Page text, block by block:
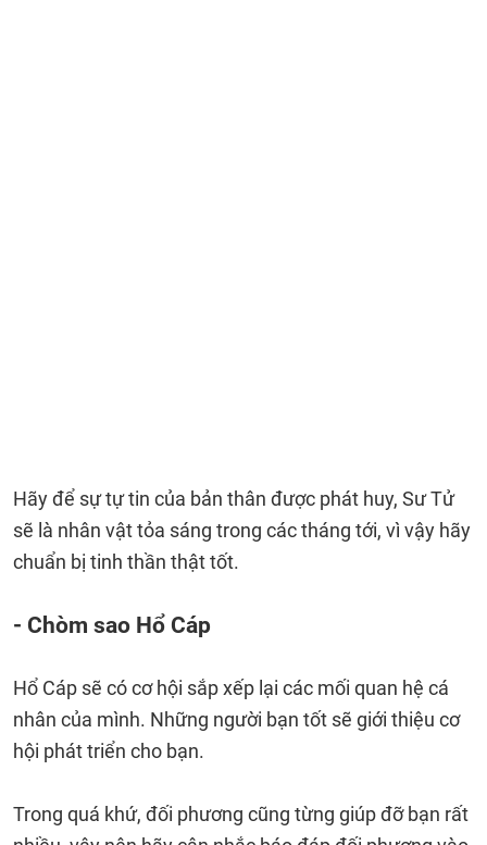
Hãy để sự tự tin của bản thân được phát huy, Sư Tử
sẽ là nhân vật tỏa sáng trong các tháng tới, vì vậy hãy
chuẩn bị tinh thần thật tốt.
- Chòm sao Hổ Cáp
Hổ Cáp sẽ có cơ hội sắp xếp lại các mối quan hệ cá
nhân của mình. Những người bạn tốt sẽ giới thiệu cơ
hội phát triển cho bạn.
Trong quá khứ, đối phương cũng từng giúp đỡ bạn rất